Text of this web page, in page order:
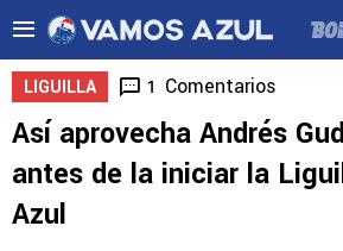
LIGUILLA 1 Comentarios
Así aprovecha Andrés
antes de la iniciar la
Azul